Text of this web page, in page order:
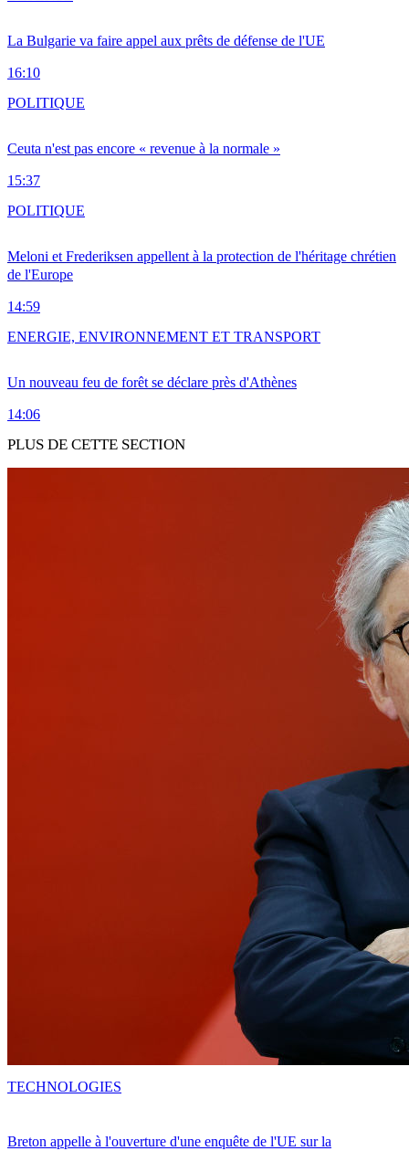
La Bulgarie va faire appel aux prêts de défense de l'UE
16:10
Ceuta n'est pas encore « revenue à la normale »
15:37
POLITIQUE
Meloni et Frederiksen appellent à la protection de l'héritage chrétien
de l'Europe
14:59
POLITIQUE
Un nouveau feu de forêt se déclare près d'Athènes
14:06
ENERGIE, ENVIRONNEMENT ET TRANSPORT
PLUS DE CETTE SECTION
Breton appelle à l'ouverture d'une enquête de l'UE sur la
TECHNOLOGIES